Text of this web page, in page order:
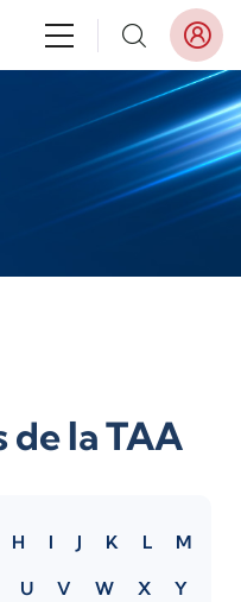
de la TAA
H I J K L M
U V W X Y